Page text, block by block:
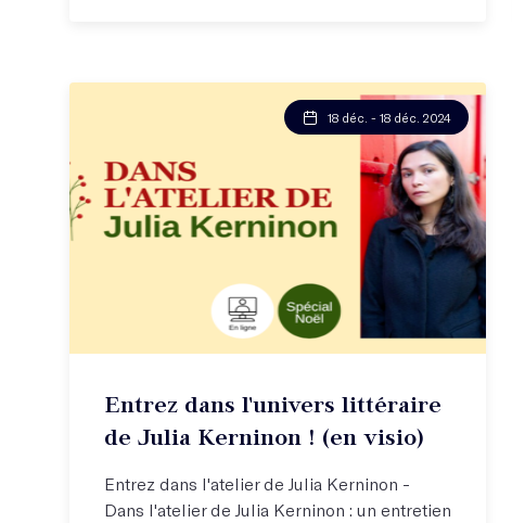
18 déc. - 18 déc. 2024
Entrez dans l'univers littéraire
de Julia Kerninon ! (en visio)
Entrez dans l'atelier de Julia Kerninon -
Dans l'atelier de Julia Kerninon : un entretien